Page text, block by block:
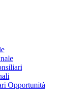
Opportunità